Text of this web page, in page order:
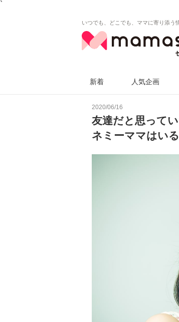
`
いつでも、どこでも、ママに寄り添う
新着 人気企画
2020/06/16
友達だと思って
ネミーママはい